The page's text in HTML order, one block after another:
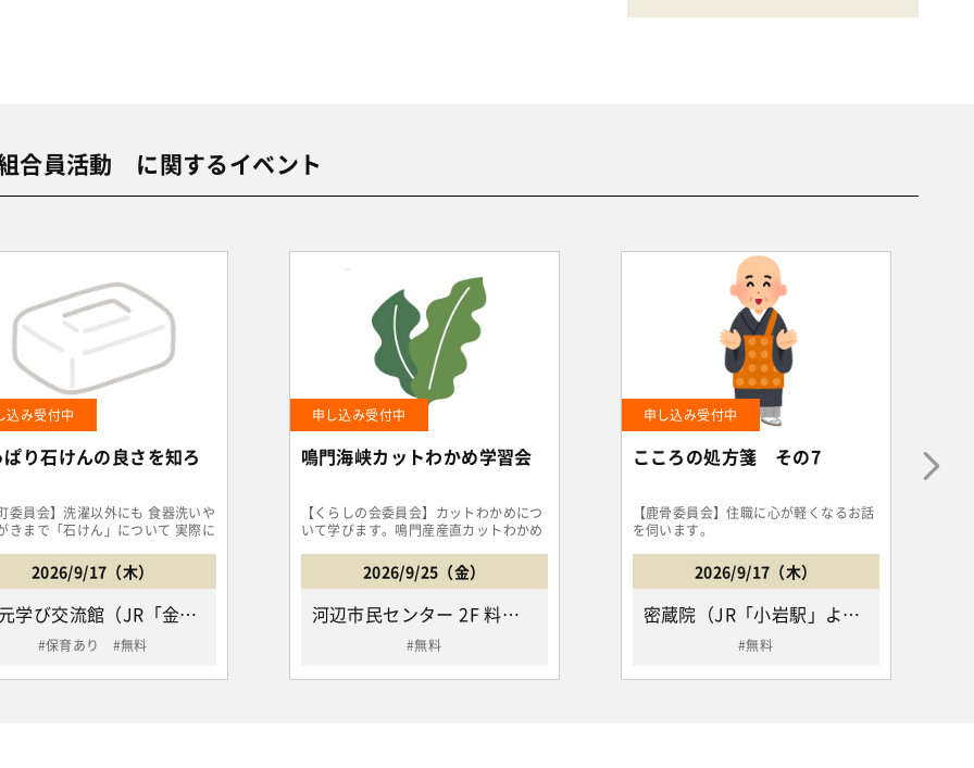
合員活動 に関するイベント
込み受付中
り石けんの良さを知ろ
委員会】洗濯以外にも 食器洗いや
きまで「石けん」について 実際に
2026/9/17（木）
水元学び交流館（JR「金町駅」よりバス アイリスループ9番「水元社会教育館・いこいの家入口バス停」下車徒歩2分/葛飾区南水元2-13-1）
保育あり 無料
申し込み受付中
鳴門海峡カットわかめ学習会
【くらしの会委員会】カットわかめにつ
いて学びます。鳴門産産直カットわかめ
2026/9/25（金）
河辺市民センター 2F 料理教室（JR青梅線「小作駅」下車徒歩10分、「河辺駅」下車徒歩15分/青梅市河辺町6-18-1）
無料
申し込み受付中
こころの処方箋 その7
【鹿骨委員会】住職に心が軽くなるお話
を伺います。
2026/9/17（木）
密蔵院（JR「小岩駅」よりバス【小76】［小岩駅－葛西駅］にて「鹿骨バス停」下車徒歩1分、都営新宿線「篠崎駅」よりバス【新小71】［新小岩駅－瑞江駅］にて「鹿骨バス停」下車徒歩1分/江戸川区鹿骨4-2-3）
無料